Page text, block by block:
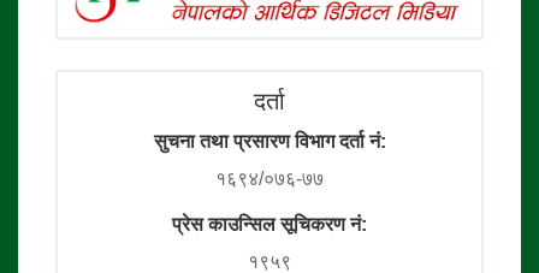
दर्ता
सुचना तथा प्रसारण विभाग दर्ता नं:
१६९४/०७६-७७
प्रेस काउन्सिल सूचिकरण नं:
१९५९